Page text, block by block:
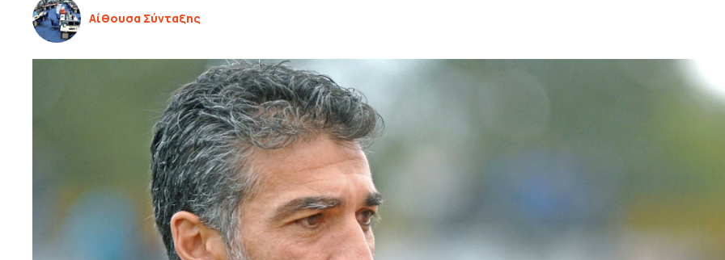
Αίθουσα Σύνταξης